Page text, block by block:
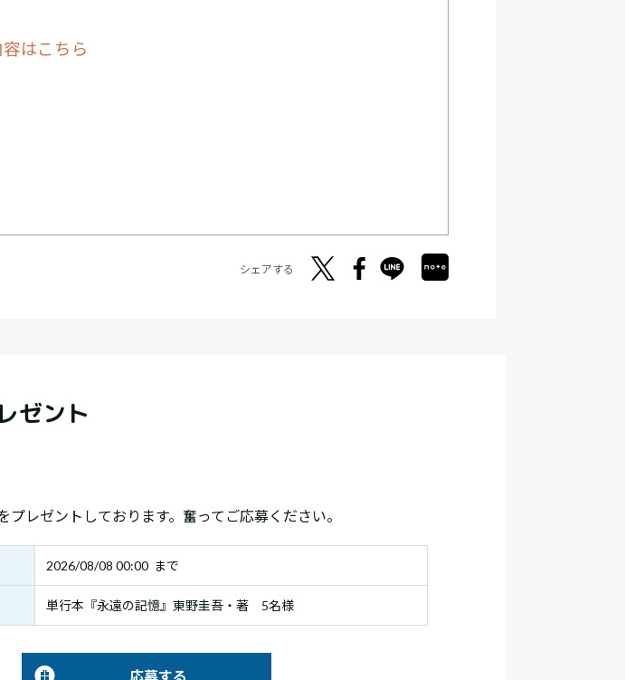
はこちら
シェアする
ゼント
プレゼントしております。奮ってご応募ください。
2026/08/08 00:00 まで
単行本『永遠の記憶』東野圭吾・著 5名様
応募する